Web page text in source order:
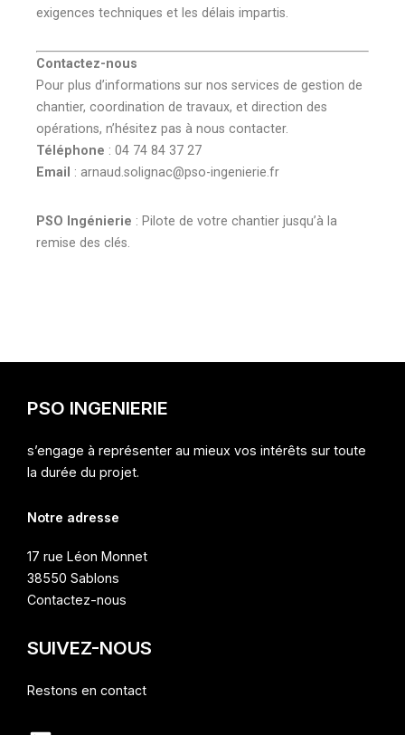
exigences techniques et les délais impartis.
Contactez-nous
Pour plus d’informations sur nos services de gestion de
chantier, coordination de travaux, et direction des
opérations, n’hésitez pas à nous contacter.
Téléphone : 04 74 84 37 27
Email
: arnaud.solignac@pso-ingenierie.fr
PSO Ingénierie : Pilote de votre chantier jusqu’à la
remise des clés.
PSO INGENIERIE
s’engage à représenter au mieux vos intérêts sur toute
la durée du projet.
Notre adresse
17 rue Léon Monnet
38550 Sablons
Contactez-nous
SUIVEZ-NOUS
Restons en contact